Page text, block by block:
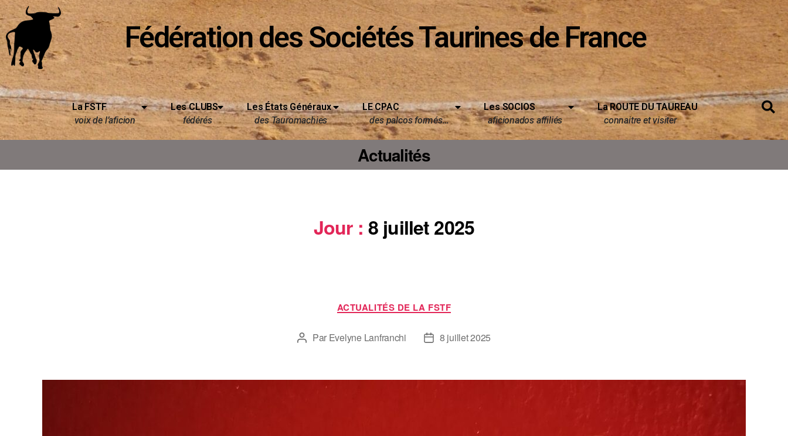
Fédération des Sociétés Taurines de France
La FSTF
voix de l’aficion
Les CLUBS
fédérés
Les États Généraux
des Tauromachies
LE CPAC
des palcos formés…
Les SOCIOS
aficionados affiliés
La ROUTE DU TAUREAU
connaitre et visiter
Actualités
Jour : 8 juillet 2025
ACTUALITÉS DE LA FSTF
Par Evelyne Lanfranchi 8 juillet 2025